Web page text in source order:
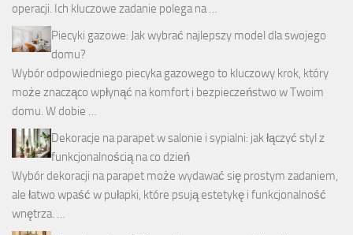
operacji. Ich kluczowe zadanie polega na …
Piecyki gazowe: Jak wybrać najlepszy model dla swojego
domu?
Wybór odpowiedniego piecyka gazowego to kluczowy krok, który
może znacząco wpłynąć na komfort i bezpieczeństwo w Twoim
domu. W dobie …
Dekoracje na parapet w salonie i sypialni: jak łączyć styl z
funkcjonalnością na co dzień
Wybór dekoracji na parapet może wydawać się prostym zadaniem,
ale łatwo wpaść w pułapki, które psują estetykę i funkcjonalność
wnętrza. …